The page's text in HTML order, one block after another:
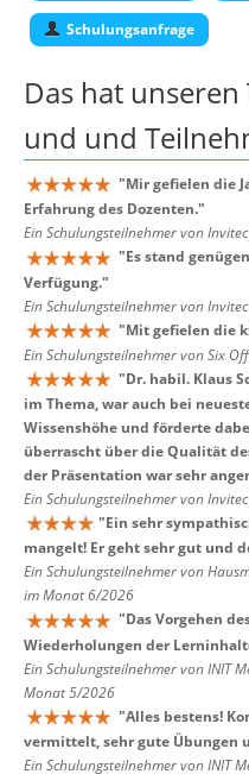
Schulungsanfrage
Das hat unseren
und und
"Mir gefielen die
Erfahrung des Dozenten."
Ein Schulungsteilnehmer von
"Es stand
Verfügung."
Ein Schulungsteilnehmer von
"Mit gefielen die
Ein Schulungsteilnehmer von Six
"Dr. habil. Klaus
im Thema, war auch bei
Wissenshöhe und förderte
überrascht über die Qualität
der Präsentation war sehr
Ein Schulungsteilnehmer von
"Ein sehr
mangelt! Er geht sehr gut und
Ein Schulungsteilnehmer von
im Monat 6/2026
"Das Vorgehen
Wiederholungen der
Ein Schulungsteilnehmer von INIT
Monat 5/2026
"Alles bestens!
vermittelt, sehr gute Übungen
Ein Schulungsteilnehmer von INIT